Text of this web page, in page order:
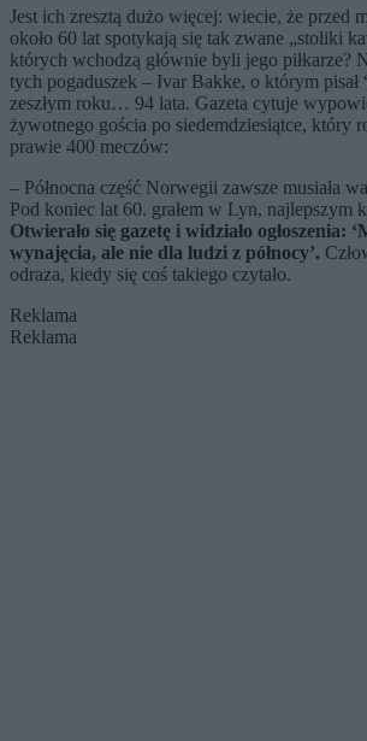
Jest ich zresztą dużo więcej: wiecie, że przed
około 60 lat spotykają się tak zwane „stoliki
których wchodzą głównie byli jego piłkarze?
tych pogaduszek – Ivar Bakke, o którym pisał
zeszłym roku… 94 lata. Gazeta cytuje
żywotnego gościa po siedemdziesiątce, który
prawie 400 meczów:
– Północna część Norwegii zawsze musiała
Pod koniec lat 60. grałem w Lyn, najlepszym
Otwierało się gazetę i widziało ogłoszenia:
wynajęcia, ale nie dla ludzi z północy’.
odraza, kiedy się coś takiego czytało.
Reklama
Reklama